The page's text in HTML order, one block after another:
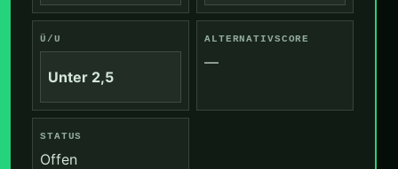
Ü/U
Unter 2,5
ALTERNATIVSCORE
—
STATUS
Offen